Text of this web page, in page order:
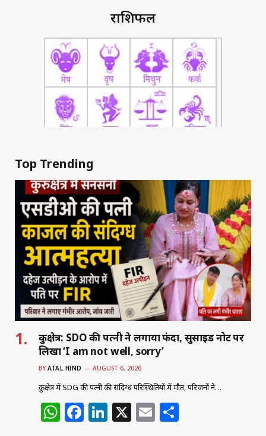
राशिफल
Top Trending
कुरुक्षेत्र: SDO की पत्नी ने लगाया फंदा, सुसाइड नोट पर
लिखा ‘I am not well, sorry’
BY ATAL HIND AUGUST 6, 2026
कुरुक्षेत्र में SDG की पत्नी की संदिग्ध परिस्थितियों में मौत, परिजनों ने…
W F Li X E